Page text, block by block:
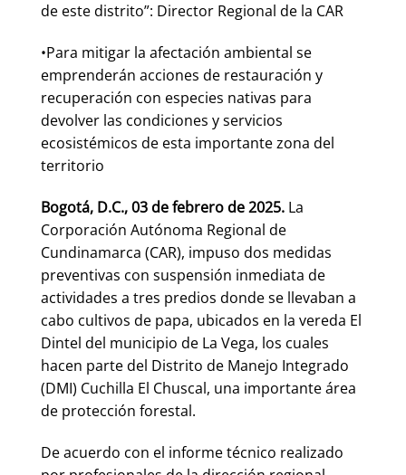
de este distrito”: Director Regional de la CAR
•Para mitigar la afectación ambiental se
emprenderán acciones de restauración y
recuperación con especies nativas para
devolver las condiciones y servicios
ecosistémicos de esta importante zona del
territorio
Bogotá, D.C., 03 de febrero de 2025. La
Corporación Autónoma Regional de
Cundinamarca (CAR), impuso dos medidas
preventivas con suspensión inmediata de
actividades a tres predios donde se llevaban a
cabo cultivos de papa, ubicados en la vereda El
Dintel del municipio de La Vega, los cuales
hacen parte del Distrito de Manejo Integrado
(DMI) Cuchilla El Chuscal, una importante área
de protección forestal.
De acuerdo con el informe técnico realizado